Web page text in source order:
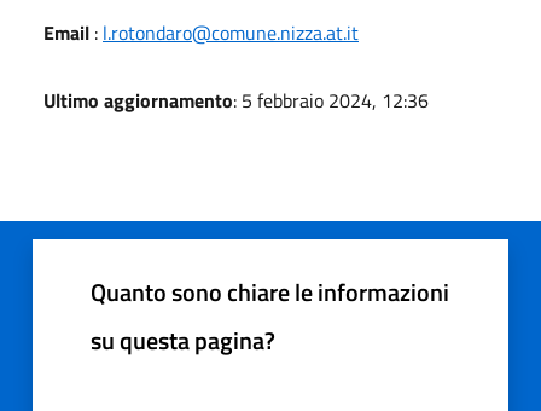
Email : l.rotondaro@comune.nizza.at.it
Ultimo aggiornamento: 5 febbraio 2024, 12:36
Quanto sono chiare le informazioni
su questa pagina?